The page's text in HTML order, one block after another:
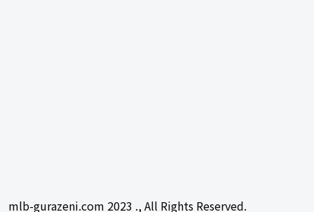
mlb-gurazeni.com 2023 ., All Rights Reserved.